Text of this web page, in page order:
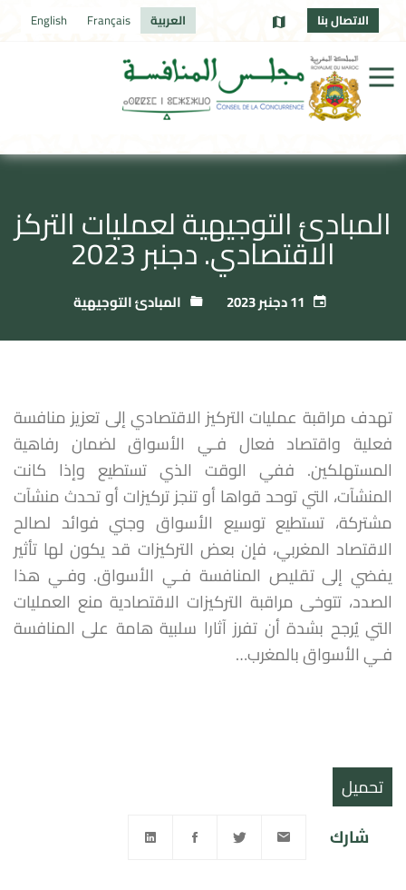
الاتصال بنا العربية Français
English
المبادئ التوجيهية لعمليات التركز
الاقتصادي. دجنبر 2023
المبادئ التوجيهية
تهدف مراقبة عمليات التركيز الاقتصادي إلى تعزيز منافسة
فعلية واقتصاد فعال فـي الأسواق لضمان رفاهية
المستهلكين. ففي الوقت الذي تستطيع وإذا كانت
المنشآت، التي توحد قواها أو تنجز تركيزات أو تحدث منشآت
مشتركة، تستطيع توسيع الأسواق وجني فوائد لصالح
الاقتصاد المغربي، فإن بعض التركيزات قد يكون لها تأثير
يفضي إلى تقليص المنافسة فـي الأسواق. وفـي هذا
الصدد، تتوخى مراقبة التركيزات الاقتصادية منع العمليات
التي يُرجح بشدة أن تفرز آثارا سلبية هامة على المنافسة
فـي الأسواق بالمغرب…
تحميل
شارك